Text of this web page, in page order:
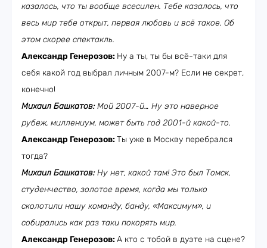
казалось, что ты вообще всесилен. Тебе казалось, что
весь мир тебе открыт, первая любовь и всё такое. Об
этом скорее спектакль.
Александр Генерозов: Ну а ты, ты бы всё-таки для
себя какой год выбрал личным 2007-м? Если не секрет,
конечно!
Михаил Башкатов:Мой 2007-й… Ну это наверное
рубеж, миллениум, может быть год 2001-й какой-то.
Александр Генерозов:Ты уже в Москву перебрался
тогда?
Михаил Башкатов:Ну нет, какой там! Это был Томск,
студенчество, золотое время, когда мы только
сколотили нашу команду, банду, «Максимум», и
собирались как раз таки покорять мир.
Александр Генерозов:А кто с тобой в дуэте на сцене?